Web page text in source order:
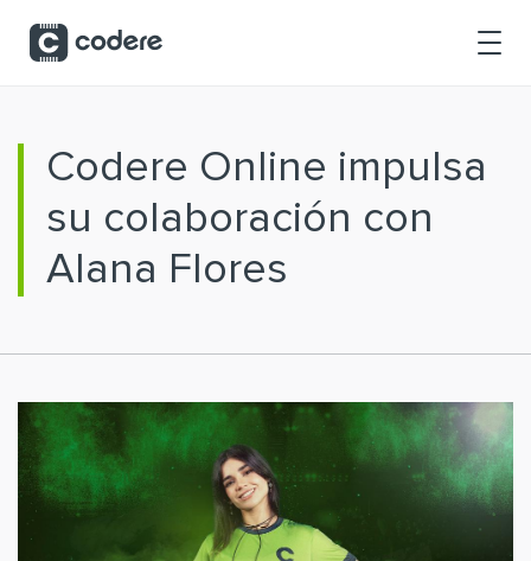
Codere Online impulsa
su colaboración con
Alana Flores